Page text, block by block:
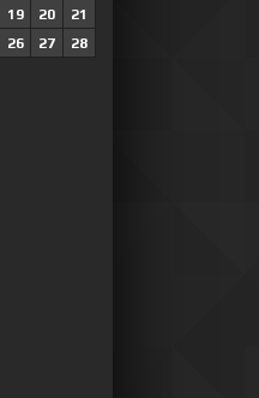
19 20
21
26 27
28